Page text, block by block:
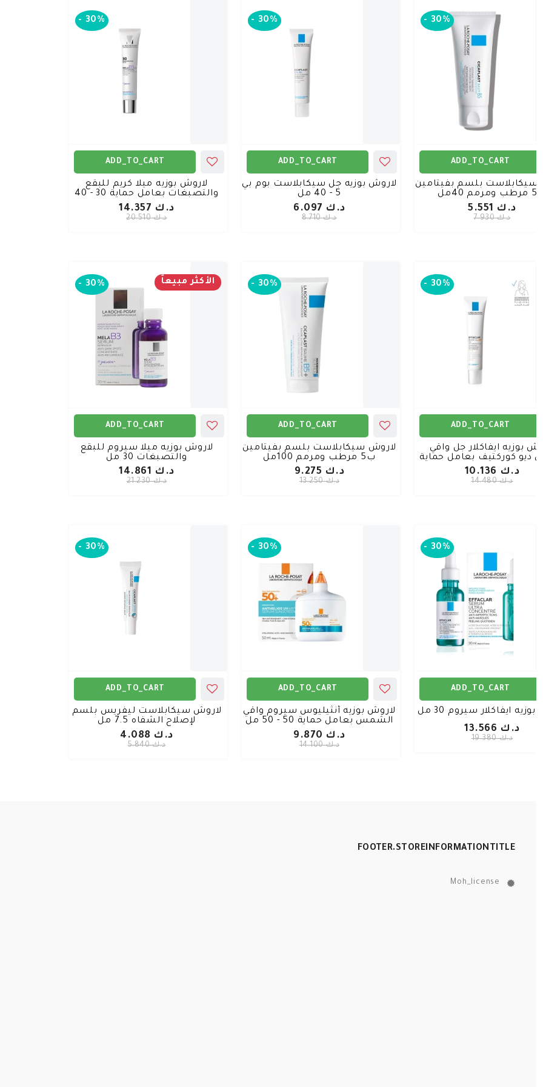
30%
-
ADD_TO_CART
سيكابلاست بلسم بفيتامين
د.ك 5.551
د.ك 7.930
30%
-
ADD_TO_CART
لاروش بوزيه جل سيكابلاست بوم بي
5 - 40 مل
د.ك 6.097
د.ك 8.710
30%
-
ADD_TO_CART
لاروش بوزيه ميلا كريم للبقع
والتصبغات بعامل حماية 30 - 40
مل د.ك 14.357
د.ك 20.510
30%
-
ADD_TO_CART
بوزيه ايفاكلار جل واقي
ديو كوركتيف بعامل حماية
30 - 40 مل
د.ك 10.136
د.ك 14.480
30%
-
ADD_TO_CART
لاروش سيكابلاست بلسم بفيتامين
ب5 مرطب ومرمم 100مل
د.ك 9.275
د.ك 13.250
الأكثر مبيعاً 30%
-
ADD_TO_CART
لاروش بوزيه ميلا سيروم للبقع
والتصبغات 30 مل
د.ك 14.861
د.ك 21.230
30%
-
ADD_TO_CART
بوزيه ايفاكلار سيروم 30 مل
د.ك 13.566
د.ك 19.380
30%
-
ADD_TO_CART
لاروش بوزيه أنثيليوس سيروم واقي
الشمس بعامل حماية 50 - 50 مل
د.ك 9.870
د.ك 14.100
30%
-
ADD_TO_CART
لاروش سيكابلاست ليفريس بلسم
لإصلاح الشفاه 7.5 مل
د.ك 4.088
د.ك 5.840
FOOTER.STOREINFORMATIONTITLE
Moh_license